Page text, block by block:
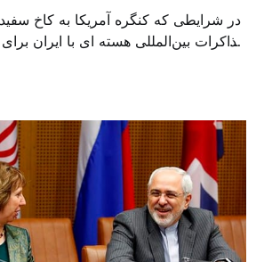
در شرایطی که کنگره آمریکا به کاخ
مذاکرات بین‌المللی هسته ای با ایران
تحویل چندین موشک بالستیک به